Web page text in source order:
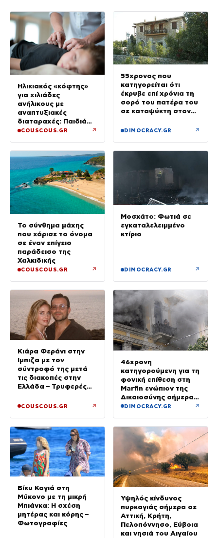
Ηλικιακός «κόφτης»
για χιλιάδες
ανήλικους με
αναπτυξιακές
διαταραχές: Παιδιά
ενός κατώτερου θεού
COUSCOUS.GR ↗
55χρονος που
κατηγορείται ότι
έκρυβε επί χρόνια τη
σορό του πατέρα του
σε καταψύκτη στον
του λόγια στους
DIMOCRACY.GR ↗
Το σύνθημα μάχης
που χάρισε το όνομα
σε έναν επίγειο
παράδεισο της
Χαλκιδικής
COUSCOUS.GR ↗
Μοσχάτο: Φωτιά σε
εγκαταλελειμμένο
κτίριο
DIMOCRACY.GR ↗
Κιάρα Φεράνι στην
Ίμπιζα με τον
σύντροφό της μετά
τις διακοπές στην
Ελλάδα – Τρυφερές
COUSCOUS.GR ↗
46χρονη
κατηγορούμενη για τη
φονική επίθεση στη
Marfin ενώπιον της
Δικαιοσύνης σήμερα –
Τα στοιχεία που την
DIMOCRACY.GR ↗
Βίκυ Καγιά στη
Μύκονο με τη μικρή
Μπιάνκα: Η σχέση
μητέρας και κόρης –
Φωτογραφίες
Υψηλός κίνδυνος
πυρκαγιάς σήμερα σε
Αττική, Κρήτη,
Πελοπόννησο, Εύβοια
και νησιά του Αιγαίου